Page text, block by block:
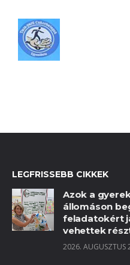
LEGFRISSEBB CIKKEK
Azok a
állomáson
feladatokért
vehettek
2026. AUGUSZTUS